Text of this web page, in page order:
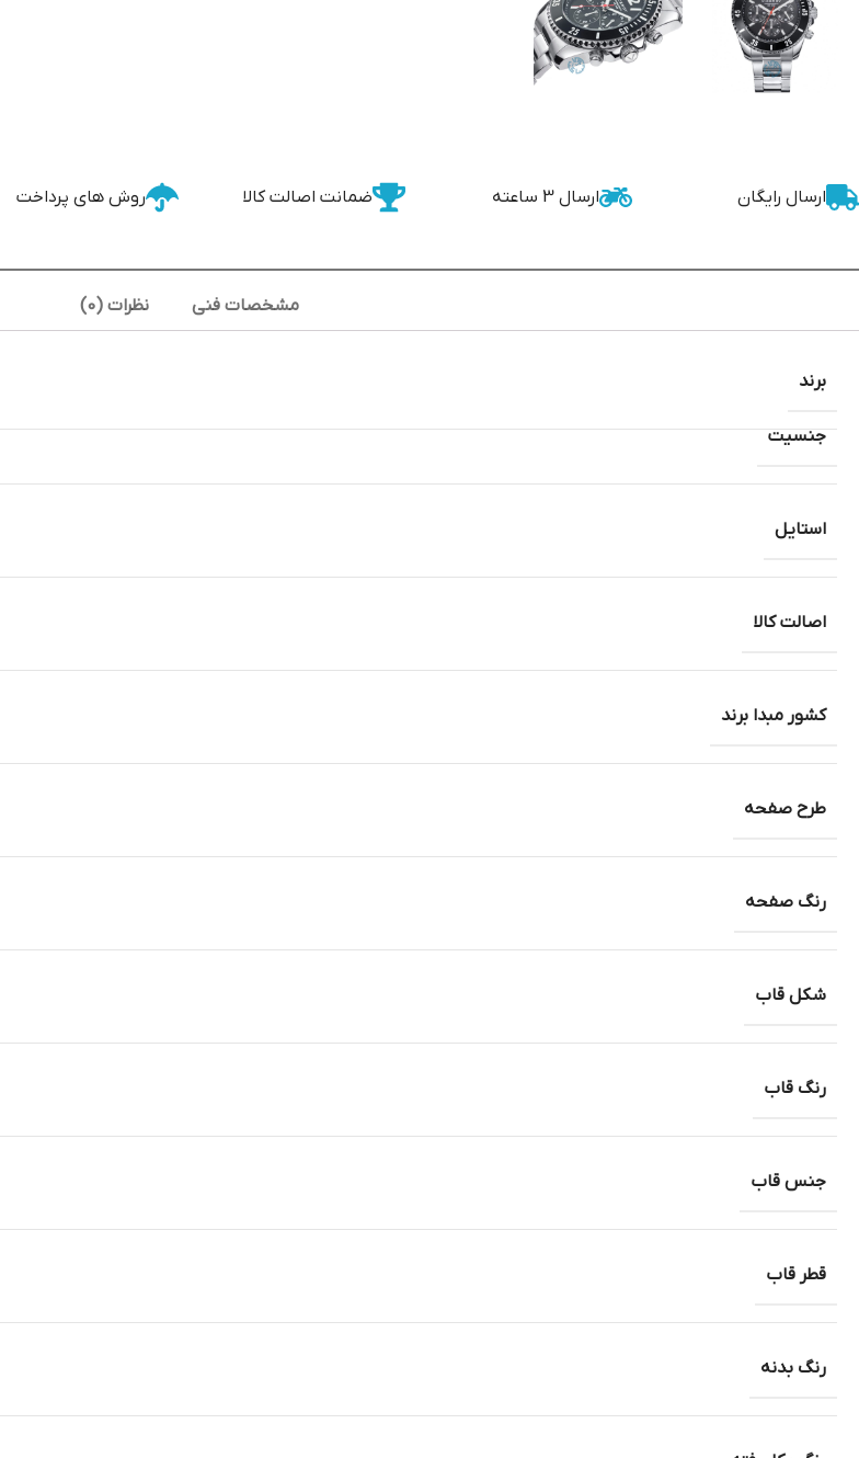
ارسال رایگان ارسال 3 ساعته ضمانت اصالت کالا روش های پرداخت
مشخصات فنی نظرات (0)
جنسیت
استایل
اصالت کالا
کشور مبدا برند
طرح صفحه
رنگ صفحه
شکل قاب
رنگ قاب
جنس قاب
قطر قاب
رنگ بدنه
برند